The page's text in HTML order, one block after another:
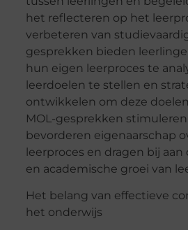
het reflecteren op het
verbeteren van
gesprekken bieden
hun eigen leerproces te
leerdoelen te stellen en
ontwikkelen om deze
MOL-gesprekken
bevorderen eigenaarschap
leerproces en dragen bij
en academische groei van
Het belang van effectieve
het onderwijs